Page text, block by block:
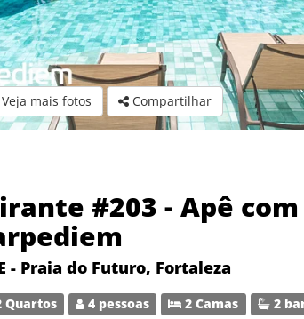
Veja mais fotos Compartilhar
#203 - Apê
- Praia do Futuro, Fortaleza
Quartos 4 pessoas 2 Camas 2